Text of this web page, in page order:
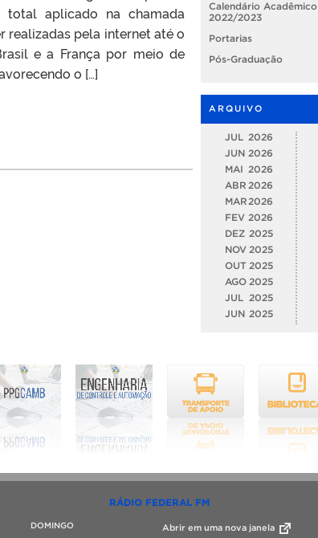
total aplicado na chamada
realizadas pela internet até o
e a França por meio de
o […]
Calendário Acadêmico
2022/2023
Portarias
Pós-Graduação
ARQUIVO
JUL 2026
JUN 2026
MAI
2026
ABR 2026
MAR 2026
FEV 2026
DEZ 2025
NOV 2025
OUT 2025
AGO 2025
JUL
2025
JUN 2025
DOMINGO
RÁDIO FEDERAL FM
Abrir em uma nova janela